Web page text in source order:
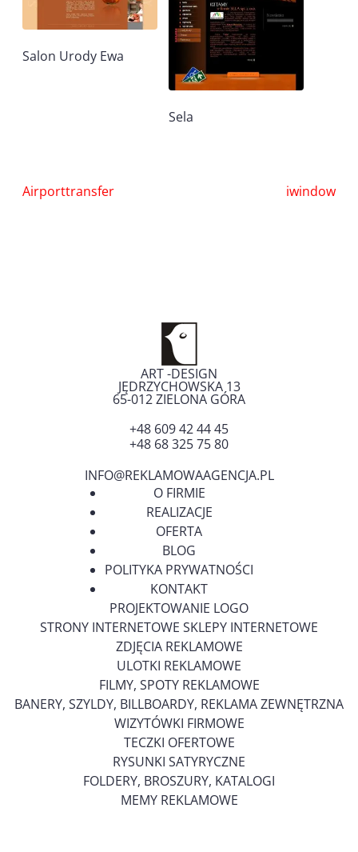
Salon Urody Ewa
Sela
Nawigacja
Airporttransfer iwindow
ART -DESIGN
JĘDRZYCHOWSKA 13
65-012ZIELONA GÓRA
+48 609 42 44 45
+48 68 325 75 80
INFO@REKLAMOWAAGENCJA.PL
O FIRMIE
REALIZACJE
OFERTA
BLOG
POLITYKA PRYWATNOŚCI
KONTAKT
PROJEKTOWANIE LOGO
STRONY INTERNETOWE SKLEPY INTERNETOWE
ZDJĘCIA REKLAMOWE
ULOTKI REKLAMOWE
FILMY, SPOTY REKLAMOWE
BANERY, SZYLDY, BILLBOARDY, REKLAMA ZEWNĘTRZNA
WIZYTÓWKI FIRMOWE
TECZKI OFERTOWE
RYSUNKI SATYRYCZNE
FOLDERY, BROSZURY, KATALOGI
MEMY REKLAMOWE